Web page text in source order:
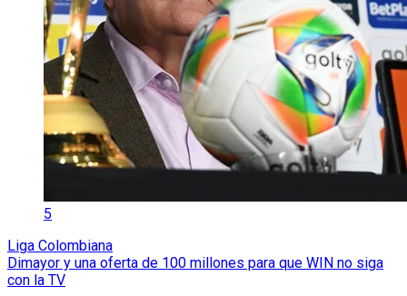
5
Liga Colombiana
Dimayor y una oferta de 100 millones para que WIN no siga
con la TV